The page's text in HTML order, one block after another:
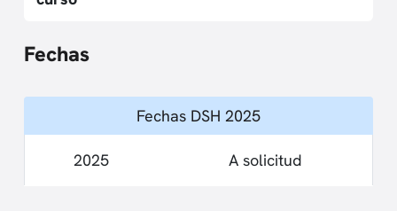
Fechas
Fechas DSH 2025
2025 A solicitud